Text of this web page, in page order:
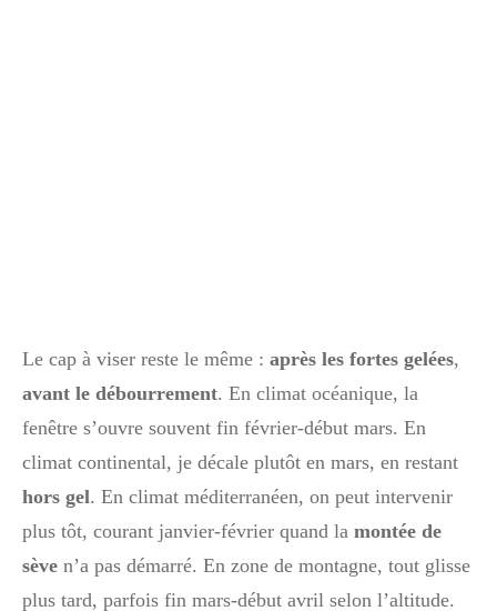
Le cap à viser reste le même : après les fortes gelées,
avant le débourrement. En climat océanique, la
fenêtre s’ouvre souvent fin février-début mars. En
climat continental, je décale plutôt en mars, en restant
hors gel. En climat méditerranéen, on peut intervenir
plus tôt, courant janvier-février quand la montée de
sève n’a pas démarré. En zone de montagne, tout glisse
plus tard, parfois fin mars-début avril selon l’altitude.